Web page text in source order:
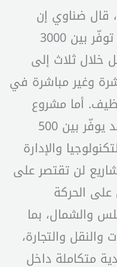
قال ضناوي إن
المنطقة المحاذية للمرفأ قد توفّر بين 3000
خلال ثلاث إلى
وغير مباشرة في
أما مشروع
“مركز الابتكار والمعرفة”، فقد يوفّر بين 500
والإدارة
لن تقتصر على
الحركة
والشمال، بما
والنقل والتجارة،
متكاملة داخل